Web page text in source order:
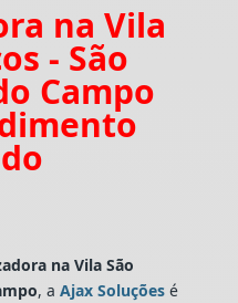
na Vila
- São
Campo
na Vila São
, a Ajax Soluçõesé